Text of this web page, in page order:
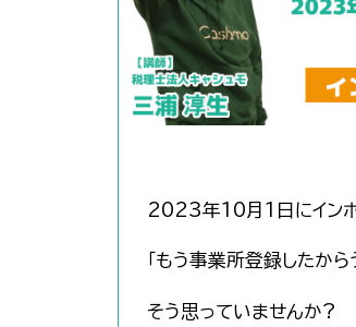
2023年10月1日にインボ
「もう事業所登録したか
そう思っていませんか?